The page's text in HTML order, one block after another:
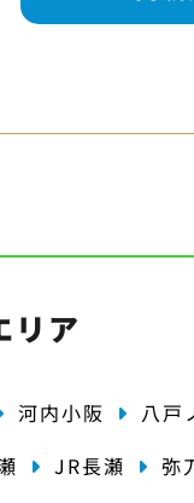
リア
河内小阪 八戸
JR長瀬 弥